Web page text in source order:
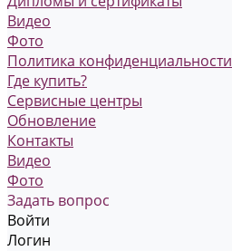
Видео
Фото
Политика конфиденциальности
Где купить?
Сервисные центры
Обновление
Контакты
Видео
Фото
Задать вопрос
Войти
Логин